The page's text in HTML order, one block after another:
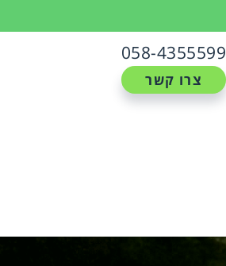
058-4355599
צרו קשר